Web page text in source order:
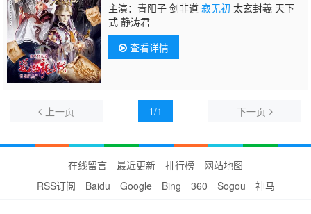
主演：青阳子 剑非道 寂无初 太玄封羲 天下
式 静涛君
查看详情
上一页 1/1 下一页
在线留言 最近更新 排行榜
网站地图
RSS订阅
Baidu Google Bing 360 Sogou 神马